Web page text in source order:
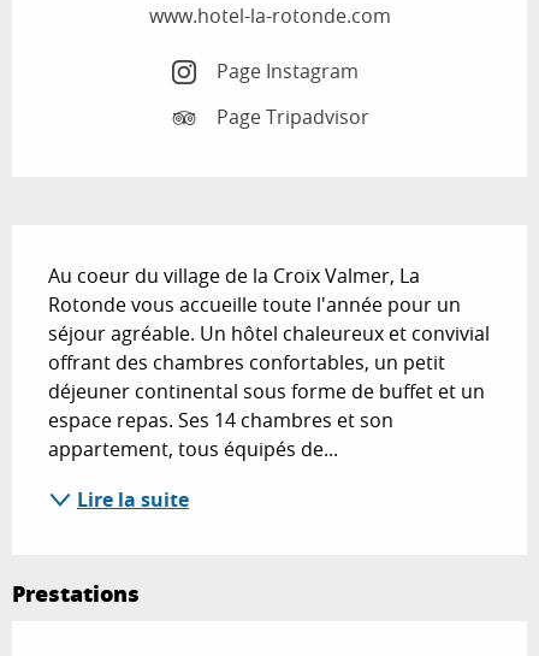
www.hotel-la-rotonde.com
Page Instagram
Page Tripadvisor
Au coeur du village de la Croix Valmer, La
Rotonde vous accueille toute l'année pour un
séjour agréable. Un hôtel chaleureux et convivial
offrant des chambres confortables, un petit
déjeuner continental sous forme de buffet et un
espace repas. Ses 14 chambres et son
appartement, tous équipés de...
Lire la suite
Prestations